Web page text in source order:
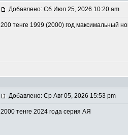
Добавлено: Сб Июл 25, 2026 10:20 am
200 тенге 1999 (2000) год максимальный
Добавлено: Ср Авг 05, 2026 15:53 pm
2000 тенге 2024 года серия АЯ